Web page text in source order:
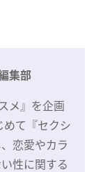
集部
メ』を企画
て『セクシ
恋愛やカラ
性に関する